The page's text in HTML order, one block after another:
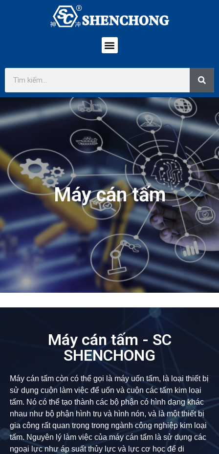
Máy cán tấm
Máy cán tấm - SC
SHENCHONG
Máy cán tấm còn có thể gọi là máy uốn tấm, là loại thiết bị
sử dụng cuộn làm việc để uốn và cuộn các tấm kim loại
tấm. Nó có thể tạo thành các bộ phận có hình dạng khác
nhau như bộ phận hình trụ và hình nón, và là một thiết bị
gia công rất quan trọng trong ngành công nghiệp kim loại
tấm. Nguyên lý làm việc của máy cán tấm là sử dụng các
ngoại lực như áp suất thủy lực và lực cơ học để di